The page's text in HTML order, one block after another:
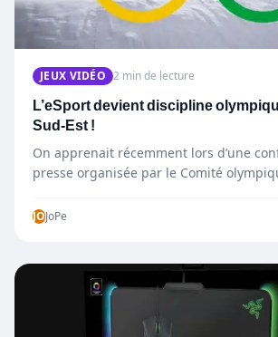
JEUX VIDÉO 2 min de lecture
L’eSport devient discipline
Sud-Est !
On apprenait récemment lors d’une
presse organisée par le Comité
JOJoPe